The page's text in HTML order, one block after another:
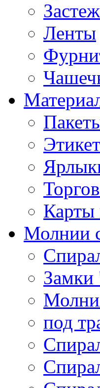
Ленты
Карты
Молнии
Замки
под